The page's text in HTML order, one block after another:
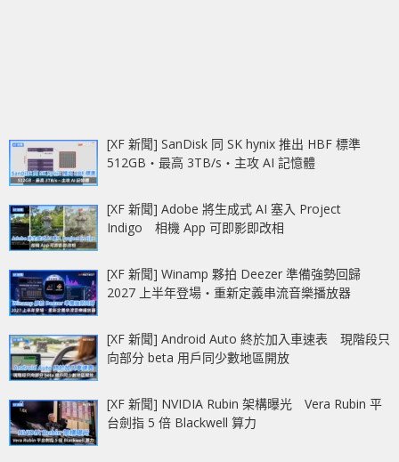
[XF 新聞] SanDisk 同 SK hynix 推出 HBF 標準
512GB‧最高 3TB/s‧主攻 AI 記憶體
[XF 新聞] Adobe 將生成式 AI 塞入 Project
Indigo 相機 App 可即影即改相
[XF 新聞] Winamp 夥拍 Deezer 準備強勢回歸
2027 上半年登場‧重新定義串流音樂播放器
[XF 新聞] Android Auto 終於加入車速表 現階段只
向部分 beta 用戶同少數地區開放
[XF 新聞] NVIDIA Rubin 架構曝光 Vera Rubin 平
台劍指 5 倍 Blackwell 算力